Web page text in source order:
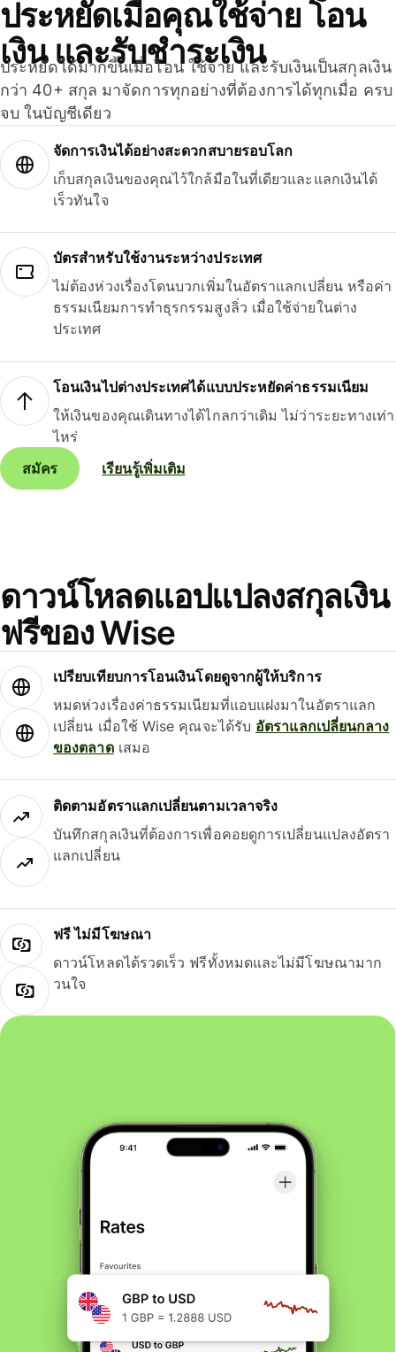
ประหยัดเมื่อคุณใช้จ่าย โอน
เงิน และรับชำระเงิน
ประหยัดได้มากขึ้นเมื่อโอน ใช้จ่าย และรับเงินเป็นสกุลเงิน
กว่า 40+ สกุล มาจัดการทุกอย่างที่ต้องการได้ทุกเมื่อ ครบ
จบ ในบัญชีเดียว
จัดการเงินได้อย่างสะดวกสบายรอบโลก
เก็บสกุลเงินของคุณไว้ใกล้มือในที่เดียวและแลกเงินได้
เร็วทันใจ
บัตรสำหรับใช้งานระหว่างประเทศ
ไม่ต้องห่วงเรื่องโดนบวกเพิ่มในอัตราแลกเปลี่ยน หรือค่า
ธรรมเนียมการทำธุรกรรมสูงลิ่ว เมื่อใช้จ่ายในต่าง
ประเทศ
โอนเงินไปต่างประเทศได้แบบประหยัดค่าธรรมเนียม
ให้เงินของคุณเดินทางได้ไกลกว่าเดิม ไม่ว่าระยะทางเท่า
ไหร่
สมัคร
เรียนรู้เพิ่มเติม
ดาวน์โหลดแอปแปลงสกุลเงิน
ฟรีของ Wise
เปรียบเทียบการโอนเงินโดยดูจากผู้ให้บริการ
หมดห่วงเรื่องค่าธรรมเนียมที่แอบแฝงมาในอัตราแลก
เปลี่ยน เมื่อใช้ Wise คุณจะได้รับ อัตราแลกเปลี่ยนกลาง
ของตลาดเสมอ
ติดตามอัตราแลกเปลี่ยนตามเวลาจริง
บันทึกสกุลเงินที่ต้องการเพื่อคอยดูการเปลี่ยนแปลงอัตรา
แลกเปลี่ยน
ฟรี ไม่มีโฆษณา
ดาวน์โหลดได้รวดเร็ว ฟรีทั้งหมดและไม่มีโฆษณามาก
วนใจ